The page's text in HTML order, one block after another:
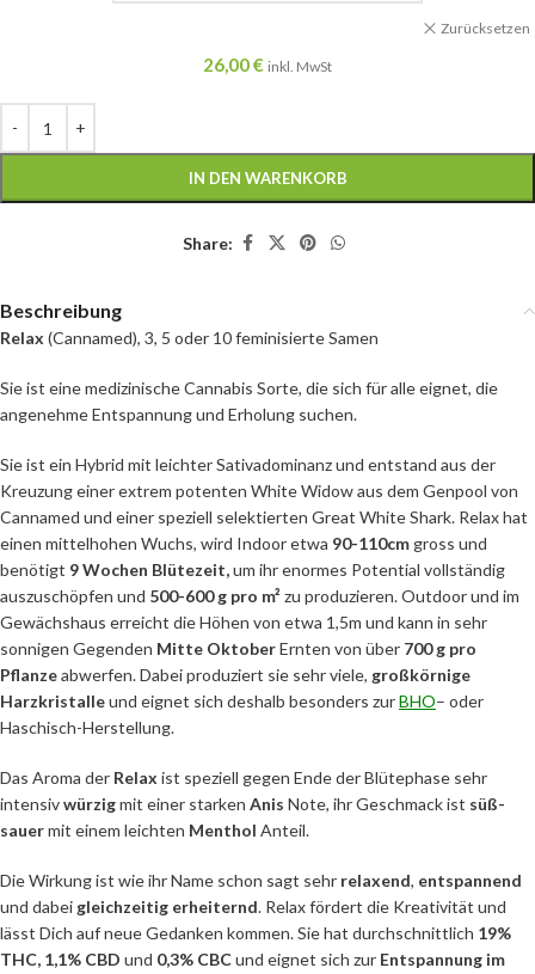
Zurücksetzen
26,00€ inkl. MwSt
IN DEN WARENKORB
Share:
Beschreibung
Relax (Cannamed), 3, 5 oder 10 feminisierte Samen
Sie ist eine medizinische Cannabis Sorte, die sich für alle eignet, die
angenehme Entspannung und Erholung suchen.
Sie ist ein Hybrid mit leichter Sativadominanz und entstand aus der
Kreuzung einer extrem potenten White Widow aus dem Genpool von
Cannamed und einer speziell selektierten Great White Shark. Relax hat
einen mittelhohen Wuchs, wird Indoor etwa 90-110cm gross und
benötigt 9 Wochen Blütezeit,um ihr enormes Potential vollständig
auszuschöpfen und 500-600 g pro m² zu produzieren. Outdoor und im
Gewächshaus erreicht die Höhen von etwa 1,5m und kann in sehr
sonnigen Gegenden Mitte OktoberErnten von über 700 g pro
Pflanzeabwerfen. Dabei produziert sie sehr viele, großkörnige
Harzkristalleund eignet sich deshalb besonders zurBHO– oder
Haschisch-Herstellung.
Das Aroma der Relax ist speziell gegen Ende der Blütephase sehr
intensivwürzigmit einer starken Anis Note, ihr Geschmack ist süß-
sauermit einem leichten Menthol Anteil.
Die Wirkung ist wie ihr Name schon sagt sehr relaxend, entspannend
und dabei gleichzeitig erheiternd. Relax fördert die Kreativität und
lässt Dich auf neue Gedanken kommen. Sie hat durchschnittlich 19%
THC, 1,1% CBD und 0,3% CBCund eignet sich zur Entspannung im